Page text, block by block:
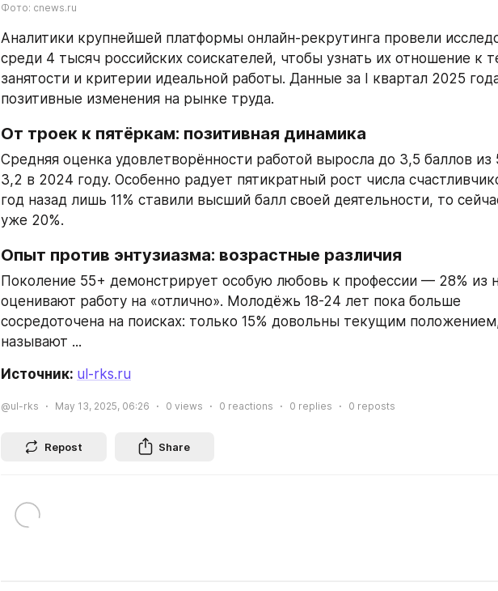
Фото: cnews.ru
Аналитики крупнейшей платформы онлайн-рекрутинга провели
среди 4 тысяч российских соискателей, чтобы узнать их отношение к
занятости и критерии идеальной работы. Данные за I квартал 2025
позитивные изменения на рынке труда.
От троек к пятёркам: позитивная динамика
Средняя оценка удовлетворённости работой выросла до 3,5 баллов из
3,2 в 2024 году. Особенно радует пятикратный рост числа
год назад лишь 11% ставили высший балл своей деятельности, то
уже 20%.
Опыт против энтузиазма: возрастные различия
Поколение 55+ демонстрирует особую любовь к профессии — 28% из
оценивают работу на «отлично». Молодёжь 18-24 лет пока больше
сосредоточена на поисках: только 15% довольны текущим
называют ...
Источник: ul-rks.ru
@ul-rks May 13, 2025, 06:26 0 views 0 reactions 0 replies 0 reposts
Repost Share